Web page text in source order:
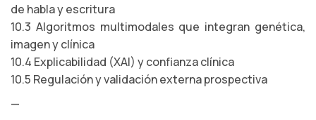
de habla y escritura
10.3 Algoritmos multimodales que integran genética,
imagen y clínica
10.4 Explicabilidad (XAI) y confianza clínica
10.5 Regulación y validación externa prospectiva
—